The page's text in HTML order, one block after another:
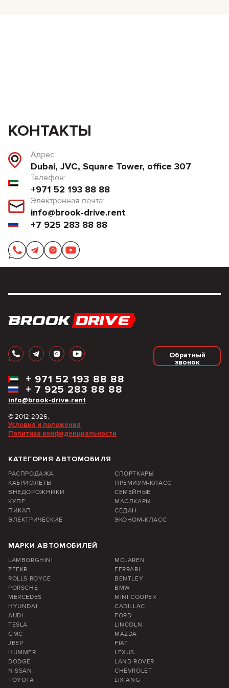
КОНТАКТЫ
Адрес:
Dubai, JVC, Square Tower, office 307
Телефон:
+971 52 193 88 88
Электронная почта:
info@brook-drive.rent
+7 925 283 88 88
Обратный
звонок
info@brook-drive.rent
+ 7 925 283 88 88
+ 971 52 193 88 88
© 2012-2026.
Условия и положения
Политика конфиденциальности
КАТЕГОРИЯ АВТОМОБИЛЯ
РАСПРОДАЖА
СПОРТКАРЫ
КАБРИОЛЕТЫ
ПРЕМИУМ-КЛАСС
ВНЕДОРОЖНИКИ
СЕМЕЙНЫЕ
КУПЕ
МАСЛКАРЫ
ПИКАП
СЕДАН
ЭЛЕКТРИЧЕСКИЕ
ЭКОНОМ-КЛАСС
МАРКИ АВТОМОБИЛЕЙ
LAMBORGHINI
MCLAREN
ZEEKR
FERRARI
ROLLS ROYCE
BENTLEY
PORSCHE
BMW
MERCEDES
MINI COOPER
HYUNDAI
CADILLAC
AUDI
FORD
TESLA
LINCOLN
GMC
MAZDA
JEEP
FIAT
HUMMER
LEXUS
DODGE
LAND ROVER
NISSAN
CHEVROLET
TOYOTA
LIXIANG